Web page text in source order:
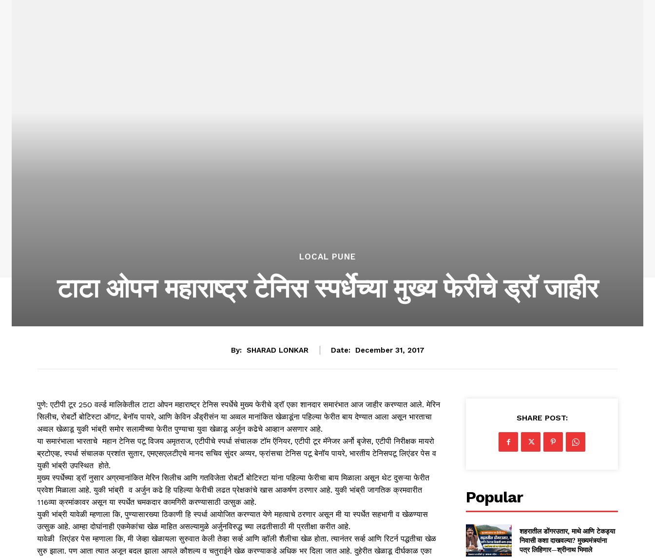
LOCAL PUNE
टाटा ओपन महाराष्ट्र टेनिस स्पर्धेच्या मुख्य फेरीचे ड्रॉ जाहीर
By: SHARAD LONKAR Date: December 31, 2017
पुणे: एटीपी टूर 250 वर्ल्ड मालिकेतील टाटा ओपन महाराष्ट्र टेनिस स्पर्धेचे मुख्य फेरीचे ड्रॉ एका शानदार समारंभात आज जाहीर करण्यात आले. मेरिन
सिलीच, रोबर्टो बोटिस्टा ऑगट, बेनॉय पायरे, आणि केविन अँड्रीसंन या अव्वल मानांकित खेळाडूंना पहिल्या फेरीत बाय देण्यात आला असून भारताचा
अव्वल खेळाडू युकी भांब्री समोर सलामीच्या फेरीत पुण्याचा युवा खेळाडू अर्जुन कढेचे आव्हान असणार आहे.
या समारंभाला भारताचे महान टेनिस पटू विजय अमृतराज, एटीपीचे स्पर्धा संचालक टॉम ऍनियर, एटीपी टूर मॅनेजर अर्नो बृजेस, एटीपी निरीक्षक मायरो
ब्रटोएव्ह, स्पर्धा संचालक प्रशांत सुतार, एमएसएलटीएचे मानद सचिव सुंदर अय्यर, फ्रांसचा टेनिस पटू बेनॉय पायरे, भारतीय टेनिसपटू लिएंडर पेस व
युकी भांब्री उपस्थित होते.
मुख्य स्पर्धेच्या ड्रॉ नुसार अग्रमानांकित मेरिन सिलीच आणि गतविजेता रोबर्टो बोटिस्टा यांना पहिल्या फेरीचा बाय मिळाला असून थेट दुसऱ्या फेरीत
प्रवेश मिळाला आहे. युकी भांब्री व अर्जुन कढे हि पहिल्या फेरीची लढत प्रेक्षकांचे खास आकर्षण ठरणार आहे. युकी भांब्री जागतिक क्रमवारीत
116व्या क्रमांकावर असून या स्पर्धेत चमकदार कामगिरी करण्यासाठी उत्सुक आहे.
युकी भांब्री यावेळी म्हणाला कि, पुण्यासारख्या ठिकाणी हि स्पर्धा आयोजित करण्यात येणे महत्वाचे ठरणार असून मी या स्पर्धेत सहभागी व खेळण्यास
उत्सुक आहे. आम्हा दोघांनाही एकमेकांचा खेळ माहित असल्यामुळे अर्जुनविरुद्ध च्या लढतीसाठी मी प्रतीक्षा करीत आहे.
यावेळी लिएंडर पेस म्हणाला कि, मी जेव्हा खेळायला सुरुवात केली तेव्हा सर्व्ह आणि व्हॉली शैलीचा खेळ होता. त्यानंतर सर्व्ह आणि रिटर्न पद्धतीचा खेळ
सुरु झाला. पण आता त्यात अजून बदल झाला आपले कौशल्य व चतुराईने खेळ करण्याकडे अधिक भर दिला जात आहे. दुहेरीत खेळाडू दीर्घकाळ एका
SHARE POST:
Popular
शहरातील डोंगरउतार, माथे आणि टेकड्या
निवासी कशा दाखवल्या? मुख्यमंत्र्यांना
पत्र लिहिणार—श्रीनाथ भिमाले